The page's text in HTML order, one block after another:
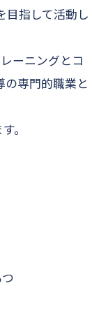
目指して活動し
ーニングとコ
の専門的職業と
。